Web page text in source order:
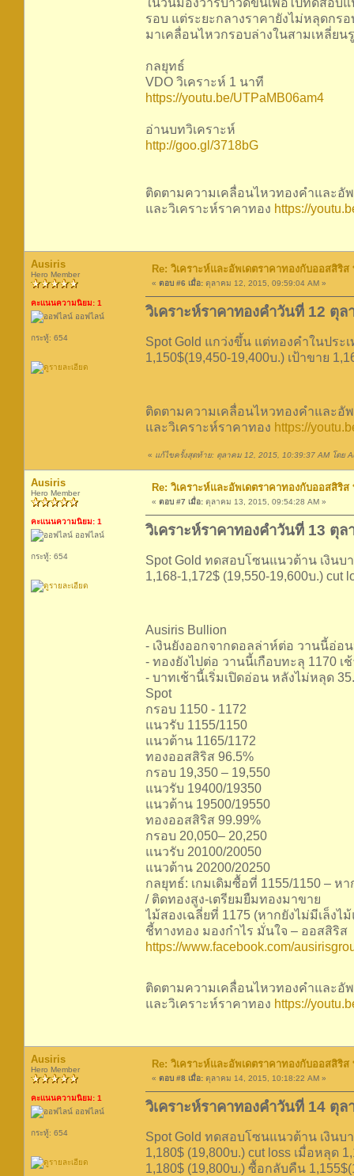
รอบ แต่ระยะกลางราคายังไม่หลุดกร
มาเคลื่อนไหวกรอบล่างในสามเหลี่ยน
กลยุทธ์
VDO วิเคราะห์ 1 นาที
https://youtu.be/UTPaMB06am4
อ่านบทวิเคราะห์
http://goo.gl/3718bG
ติดตามความเคลื่อนไหวทองคำและอั
และวิเคราะห์ราคาทอง https://
Ausiris
Hero Member
คะแนนความนิยม: 1
ออฟไลน์
กระทู้: 654
Re: วิเคราะห์และอัพเดตราคาทองกับออสสิริ
« ตอบ #6 เมื่อ: ตุลาคม 12, 2015, 09:59:04 AM »
วิเคราะห์ราคาทองคำวันที่ 12 ตุล
Spot Gold แกว่งขึ้น แต่ทองคำในประ
1,150$(19,450-19,400บ.) เป้าขาย
ติดตามความเคลื่อนไหวทองคำและอั
และวิเคราะห์ราคาทอง https://
« แก้ไขครั้งสุดท้าย: ตุลาคม 12, 2015, 10:39:37 AM โดย
Ausiris
Hero Member
คะแนนความนิยม: 1
ออฟไลน์
กระทู้: 654
Re: วิเคราะห์และอัพเดตราคาทองกับออสสิริ
« ตอบ #7 เมื่อ: ตุลาคม 13, 2015, 09:54:28 AM »
วิเคราะห์ราคาทองคำวันที่ 13 ตุล
Spot Gold ทดสอบโซนแนวต้าน เงินบ
1,168-1,172$ (19,550-19,600บ.) cut
Ausiris Bullion
- เงินยังออกจากดอลล่าห์ต่อ วานนี้อ่อ
- ทองยังไปต่อ วานนี้เกือบทะลุ 1170
- บาทเช้านี้เริ่มเปิดอ่อน หลังไม่หลุด
Spot
กรอบ 1150 - 1172
แนวรับ 1155/1150
แนวต้าน 1165/1172
ทองออสสิริส 96.5%
กรอบ 19,350 – 19,550
แนวรับ 19400/19350
แนวต้าน 19500/19550
ทองออสสิริส 99.99%
กรอบ 20,050– 20,250
แนวรับ 20100/20050
แนวต้าน 20200/20250
กลยุทธ์: เกมเดิมซื้อที่ 1155/1150 – ห
/ ติดทองสูง-เตรียมยืมทองมาขาย
ไม้สองเฉลี่ยที่ 1175 (หากยังไม่มีเล็งไ
ชี้ทางทอง มองกำไร มั่นใจ – ออสสิริส
https://www.facebook.com/
ติดตามความเคลื่อนไหวทองคำและอั
และวิเคราะห์ราคาทอง https://
Ausiris
Hero Member
คะแนนความนิยม: 1
ออฟไลน์
กระทู้: 654
Re: วิเคราะห์และอัพเดตราคาทองกับออสสิริ
« ตอบ #8 เมื่อ: ตุลาคม 14, 2015, 10:18:22 AM »
วิเคราะห์ราคาทองคำวันที่ 14 ตุล
Spot Gold ทดสอบโซนแนวต้าน เงินบ
1,180$ (19,800บ.) cut loss เมื่อหลุด
1,180$ (19,800บ.) ซื้อกลับคืน